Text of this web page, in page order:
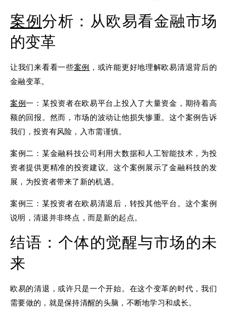
案例分析：从欧易看金融市场
的变革
让我们来看看一些案例 ，或许能更好地理解欧易清退背后的
金融变革。
案例一：某投资者在欧易平台上投入了大量资金，期待着高
额的回报。然而，市场的波动让他损失惨重。这个案例告诉
我们，投资有风险，入市需谨慎。
案例二：某金融科技公司利用大数据和人工智能技术，为投
资者提供更精准的投资建议。这个案例展示了金融科技的发
展，为投资者带来了新的机遇。
案例三：某投资者在欧易清退后，转投其他平台。这个案例
说明，清退并非终点，而是新的起点。
结语：个体的觉醒与市场的未
来
欧易的清退，或许只是一个开始。在这个变革的时代，我们
需要做的，就是保持清醒的头脑，不断地学习和成长。